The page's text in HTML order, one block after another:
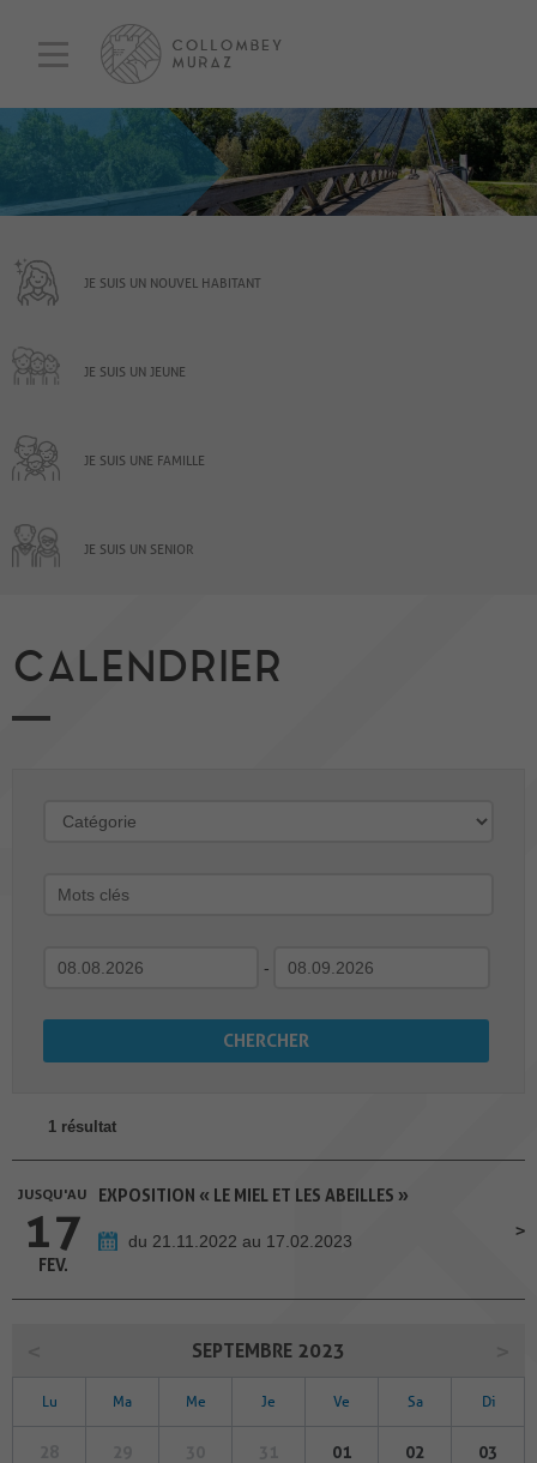
JE SUIS UN NOUVEL HABITANT
JE SUIS UN JEUNE
JE SUIS UNE FAMILLE
JE SUIS UN SENIOR
CALENDRIER
-
1 résultat
JUSQU'AU
17
FEV.
EXPOSITION « LE MIEL ET LES ABEILLES »
du 21.11.2022 au 17.02.2023
SEPTEMBRE 2023
Lu Ma Me Je Ve Sa Di
01 02 03